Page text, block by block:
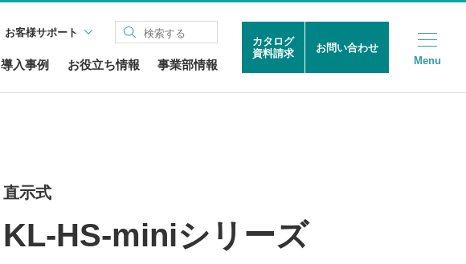
お客様サポート
導入事例 お役立ち情報 事業部情報
カタログ
資料請求
お問い合わせ
Menu
直示式
KL-HS-miniシリーズ